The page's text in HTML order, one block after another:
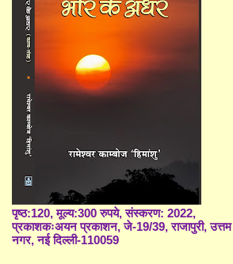
पृष्ठ:120, मूल्य:300 रुपये, संस्करण: 2022,
प्रकाशकःअयन प्रकाशन, जे-19/39, राजापुरी, उत्तम
नगर, नई दिल्ली-110059